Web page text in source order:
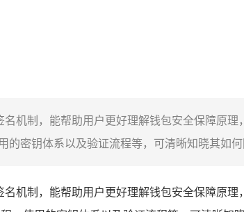
机制，能帮助用户更好理解钱包安全保障原理
密钥体系以及验证流程等，可清晰知晓其如
机制，能帮助用户更好理解钱包安全保障原